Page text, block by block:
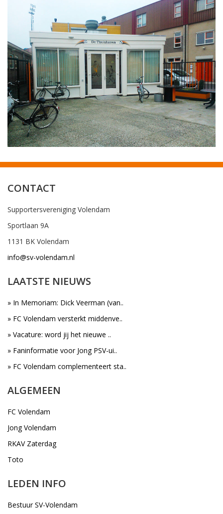
CONTACT
Supportersvereniging Volendam
Sportlaan 9A
1131 BK Volendam
info@sv-volendam.nl
LAATSTE NIEUWS
» In Memoriam: Dick Veerman (van..
» FC Volendam versterkt middenve..
» Vacature: word jij het nieuwe ..
» Faninformatie voor Jong PSV-ui..
» FC Volendam complementeert sta..
ALGEMEEN
FC Volendam
Jong Volendam
RKAV Zaterdag
Toto
LEDEN INFO
Bestuur SV-Volendam